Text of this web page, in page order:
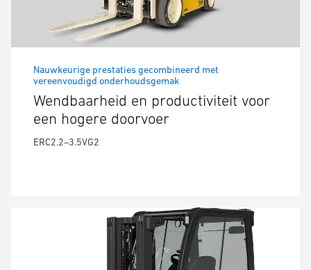
Nauwkeurige prestaties gecombineerd met
vereenvoudigd onderhoudsgemak
Wendbaarheid en productiviteit voor
een hogere doorvoer
ERC2.2–3.5VG2